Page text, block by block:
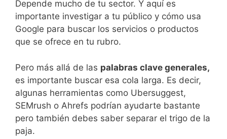
Depende mucho de tu sector. Y aquí es
importante investigar a tu público y cómo usa
Google para buscar los servicios o productos
que se ofrece en tu rubro.
Pero más allá de las palabras clave generales,
es importante buscar esa cola larga. Es decir,
algunas herramientas como Ubersuggest,
SEMrush o Ahrefs podrían ayudarte bastante
pero también debes saber separar el trigo de la
paja.